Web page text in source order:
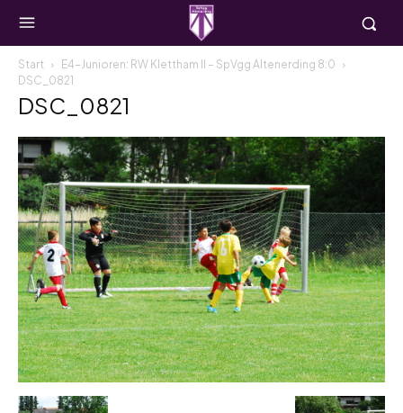
Start
E4-Junioren: RW Klettham II – SpVgg Altenerding 8:0
DSC_0821
DSC_0821